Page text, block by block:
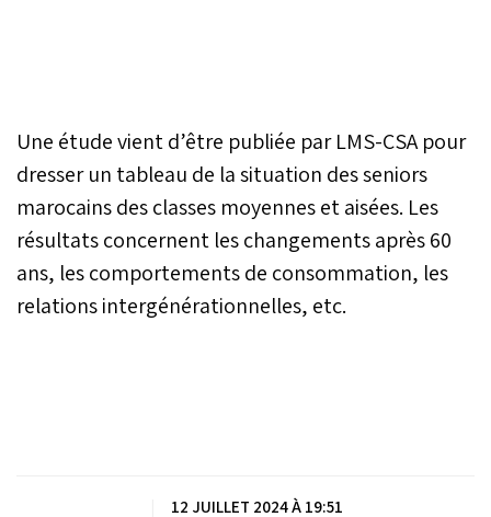
Une étude vient d’être publiée par LMS-CSA pour
dresser un tableau de la situation des seniors
marocains des classes moyennes et aisées. Les
résultats concernent les changements après 60
ans, les comportements de consommation, les
relations intergénérationnelles, etc.
12 JUILLET 2024 À 19:51